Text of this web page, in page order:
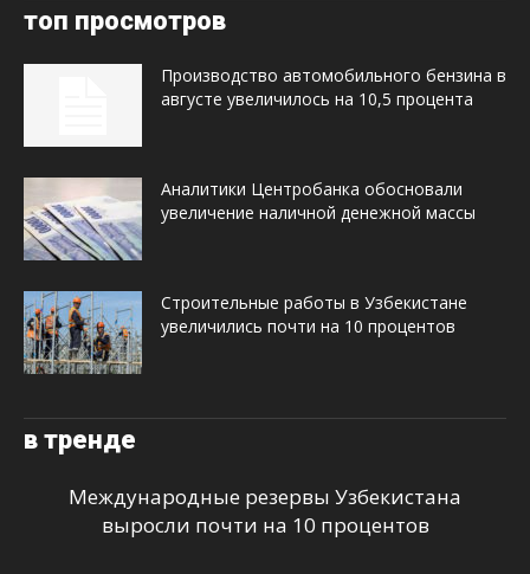
топ просмотров
Производство автомобильного бензина в
августе увеличилось на 10,5 процента
Аналитики Центробанка обосновали
увеличение наличной денежной массы
Строительные работы в Узбекистане
увеличились почти на 10 процентов
в тренде
Международные резервы Узбекистана
выросли почти на 10 процентов